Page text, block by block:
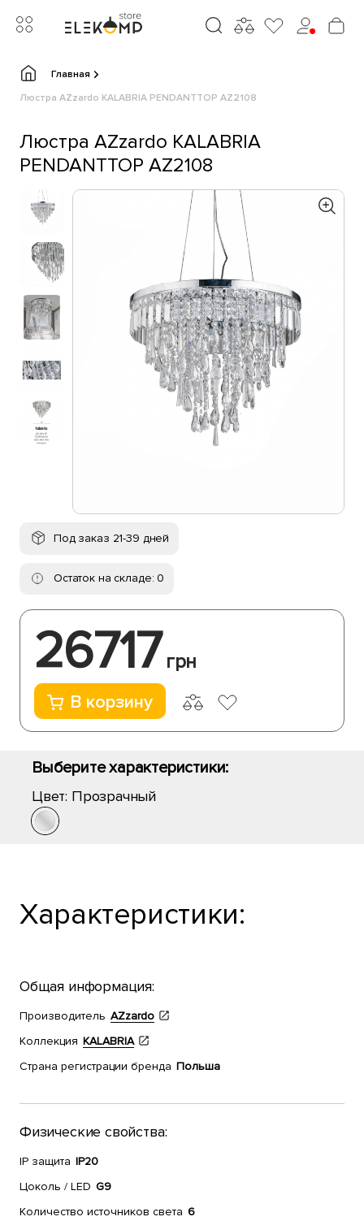
Главная
Люстра AZzardo KALABRIA PENDANTTOP AZ2108
Люстра AZzardo KALABRIA
PENDANTTOP AZ2108
Под заказ 21-39 дней
Остаток на складе: 0
26717 грн
В корзину
Выберите характеристики:
Цвет: Прозрачный
Характеристики:
Общая информация:
Производитель AZzardo
Коллекция KALABRIA
Страна регистрации бренда Польша
Физические свойства:
IP защита IP20
Цоколь / LED G9
Количество источников света 6